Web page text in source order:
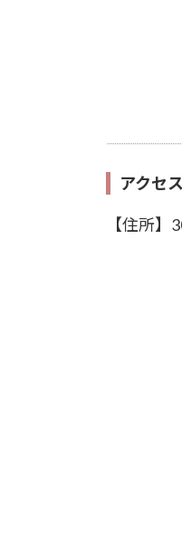
アクセス
【住所